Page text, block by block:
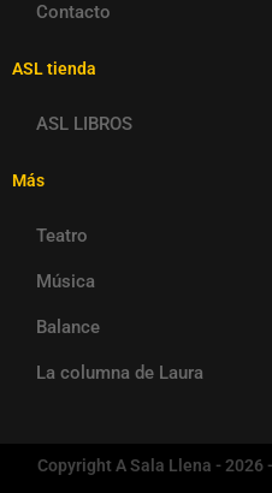
Contacto
ASL tienda
ASL LIBROS
Más
Teatro
Música
Balance
La columna de Laura
Copyright A Sala Llena - 2026